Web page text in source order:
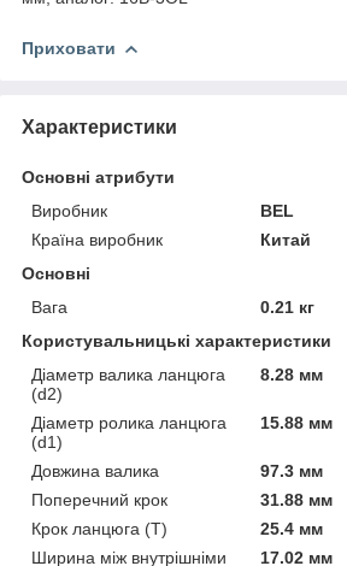
Приховати
Характеристики
Основні атрибути
Виробник
BEL
Країна виробник
Китай
Основні
Вага
0.21 кг
Користувальницькі характеристики
Діаметр валика ланцюга
(d2)
8.28 мм
Діаметр ролика ланцюга
(d1)
15.88 мм
Довжина валика
97.3 мм
Поперечний крок
31.88 мм
Крок ланцюга (T)
25.4 мм
Ширина між внутрішніми
17.02 мм